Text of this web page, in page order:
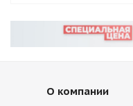
О компании